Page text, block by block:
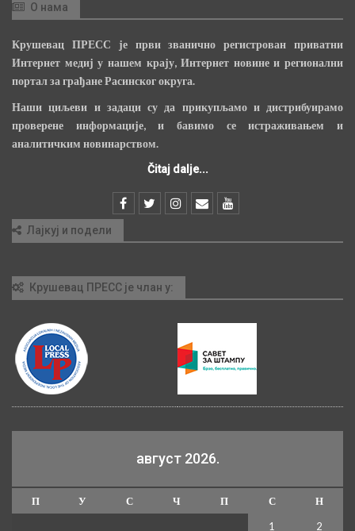
О нама
Крушевац ПРЕСС је први званично регистрован приватни
Интернет медиј у нашем крају, Интернет новине и регионални
портал за грађане Расинског округа.
Наши циљеви и задаци су да прикупљамо и дистрибуирамо
проверене информације, и бавимо се истраживањем и
аналитичким новинарством.
Čitaj dalje...
Лајкуј и подели
Крушевац ПРЕСС је члан у:
август 2026.
П У С Ч П С
Н
1
2